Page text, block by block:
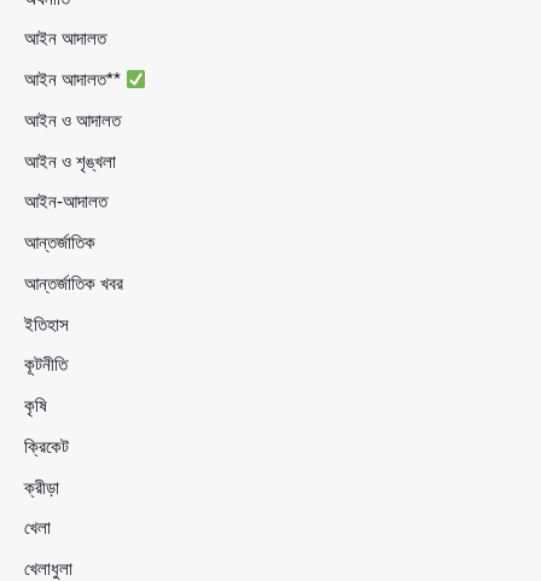
আইন আদালত
আইন আদালত**
আইন ও আদালত
আইন ও শৃঙ্খলা
আইন-আদালত
আন্তর্জাতিক
আন্তর্জাতিক খবর
ইতিহাস
কূটনীতি
কৃষি
ক্রিকেট
ক্রীড়া
খেলা
খেলাধুলা